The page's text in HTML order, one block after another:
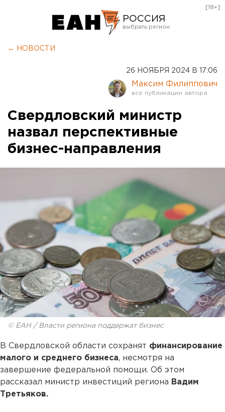
РОССИЯ
Оренбург
[18+]
← НОВОСТИ
26 НОЯБРЯ 2024 В 17:06
Максим Филиппович
Свердловский министр
назвал перспективные
бизнес-направления
© ЕАН / Власти региона поддержат бизнес
В Свердловской области сохранят финансирование
малого и среднего бизнеса, несмотря на
завершение федеральной помощи. Об этом
рассказал министр инвестиций региона Вадим
Третьяков.